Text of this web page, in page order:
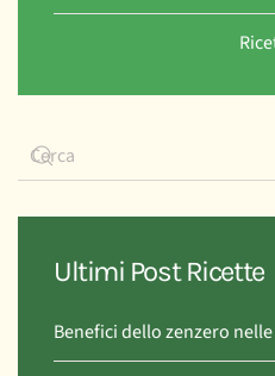
Ultimi Post Ricette
Benefici dello zenzero